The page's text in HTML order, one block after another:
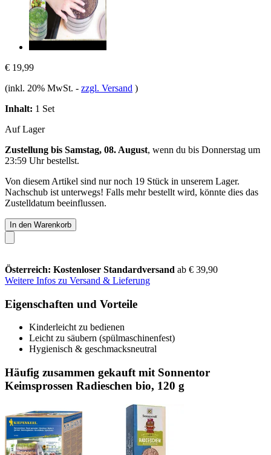
€ 19,99
(inkl. 20% MwSt. - zzgl. Versand )
Inhalt: 1 Set
Auf Lager
Zustellung bis Samstag, 08. August, wenn du bis Donnerstag um
23:59 Uhrbestellst.
Von diesem Artikel sind nur noch 19 Stück in unserem Lager.
Nachschub ist unterwegs! Falls mehr bestellt wird, könnte dies das
Zustelldatum beeinflussen.
In den Warenkorb
Österreich: Kostenloser Standardversand ab € 39,90
Weitere Infos zu Versand & Lieferung
Eigenschaften und Vorteile
Kinderleicht zu bedienen
Leicht zu säubern (spülmaschinenfest)
Hygienisch & geschmacksneutral
Häufig zusammen gekauft mit Sonnentor
Keimsprossen Radieschen bio, 120 g